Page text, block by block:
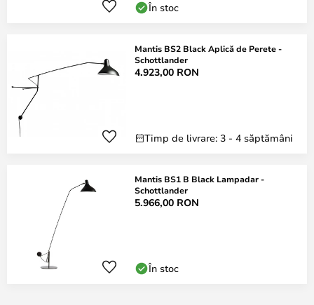
În stoc
Mantis BS2 Black Aplică de Perete -
Schottlander
4.923,00 RON
Timp de livrare: 3 - 4 săptămâni
Mantis BS1 B Black Lampadar -
Schottlander
5.966,00 RON
În stoc